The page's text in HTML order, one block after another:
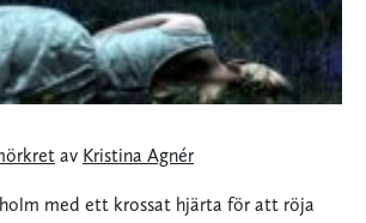
av Kristina Agnér
med ett krossat hjärta för att röja